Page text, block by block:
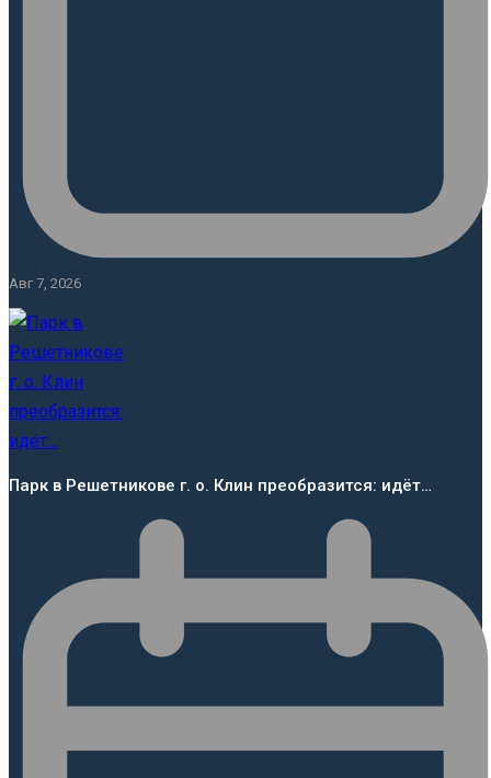
Авг 7, 2026
Парк в Решетникове г. о. Клин преобразится: идёт…